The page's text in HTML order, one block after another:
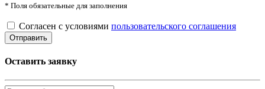
* Поля обязательные для заполнения
Согласен с условиями пользовательского соглашения
Оставить заявку